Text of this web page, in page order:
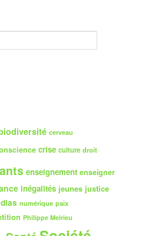
cerveau
crise culture droit
enseignement enseigner
inégalités jeunes justice
numérique paix
Philippe Meirieu